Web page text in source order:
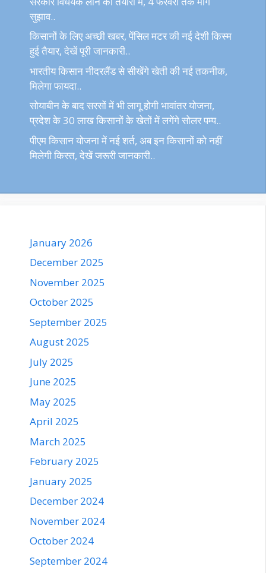
सुझाव..
किसानों के लिए अच्छी खबर, पेंसिल मटर की नई देशी किस्म
हुई तैयार, देखें पूरी जानकारी..
भारतीय किसान नीदरलैंड से सीखेंगे खेती की नई तकनीक,
मिलेगा फायदा..
सोयाबीन के बाद सरसों में भी लागू होगी भावांतर योजना,
प्रदेश के 30 लाख किसानों के खेतों में लगेंगे सोलर पम्प..
पीएम किसान योजना में नई शर्त, अब इन किसानों को नहीं
मिलेगी किस्त, देखें जरूरी जानकारी..
January 2026
December 2025
November 2025
October 2025
September 2025
August 2025
July 2025
June 2025
May 2025
April 2025
March 2025
February 2025
January 2025
December 2024
November 2024
October 2024
September 2024